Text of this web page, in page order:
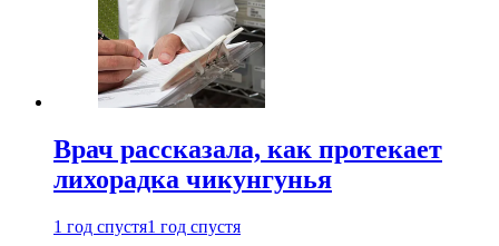
Врач рассказала, как протекает
лихорадка чикунгунья
1 год спустя1 год спустя